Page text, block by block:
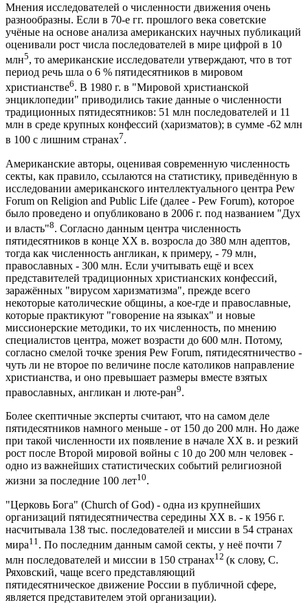
Мнения исследователей о численности движения очень
разнообразны. Если в 70-е гг. прошлого века советские
учёные на основе анализа американских научных публикаций
оценивали рост числа последователей в мире цифрой в 10
млн5, то американские исследователи утверждают, что в тот
период речь шла о 6 % пятидесятников в мировом
христианстве6. В 1980 г. в "Мировой христианской
энциклопедии" приводились такие данные о численности
традиционных пятидесятников: 51 млн последователей и 11
млн в среде крупных конфессий (харизматов); в сумме -62 млн
в 100 с лишним странах7.
Американские авторы, оценивая современную численность
секты, как правило, ссылаются на статистику, приведённую в
исследовании американского интеллектуального центра Pew
Forum on Religion and Public Life (далее - Pew Forum), которое
было проведено и опубликовано в 2006 г. под названием "Дух
и власть"8. Согласно данным центра численность
пятидесятников в конце ХХ в. возросла до 380 млн адептов,
тогда как численность англикан, к примеру, - 79 млн,
православных - 300 млн. Если учитывать ещё и всех
представителей традиционных христианских конфессий,
заражённых "вирусом харизматизма", прежде всего
некоторые католические общины, а кое-где и православные,
которые практикуют "говорение на языках" и новые
миссионерские методики, то их численность, по мнению
специалистов центра, может возрасти до 600 млн. Потому,
согласно смелой точке зрения Pew Forum, пятидесятничество -
чуть ли не второе по величине после католиков направление
христианства, и оно превышает размеры вместе взятых
православных, англикан и люте-ран9.
Более скептичные эксперты считают, что на самом деле
пятидесятников намного меньше - от 150 до 200 млн. Но даже
при такой численности их появление в начале XX в. и резкий
рост после Второй мировой войны с 10 до 200 млн человек -
одно из важнейших статистических событий религиозной
жизни за последние 100 лет10.
"Церковь Бога" (Church of God) - одна из крупнейших
организаций пятидесятничества середины ХХ в. - к 1956 г.
насчитывала 138 тыс. последователей и миссии в 54 странах
мира11 . По последним данным самой секты, у неё почти 7
млн последователей и миссии в 150 странах12 (к слову, С.
Ряховский, чаще всего представляющий
пятидесятническое движение России в публичной сфере,
является представителем этой организации).